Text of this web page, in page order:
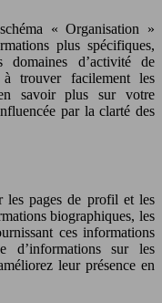
« Organisation »
plus spécifiques,
d’activité de
à trouver facilement les
savoir plus sur votre
par la clarté des
les pages de profil et les
biographiques, les
ces informations
d’informations sur les
leur présence en